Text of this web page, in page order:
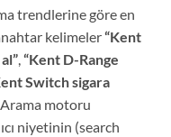
trendlerine göre en
kelimeler“Kent
“Kent D-Range
Switch sigara
Arama motoru
niyetinin (search